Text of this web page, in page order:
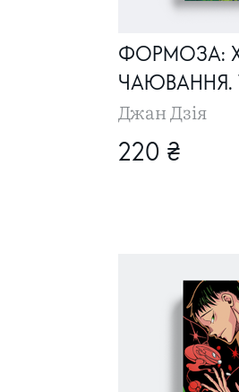
ФОРМОЗА:
ЧАЮВАННЯ.
Джан Дзія
220 ₴